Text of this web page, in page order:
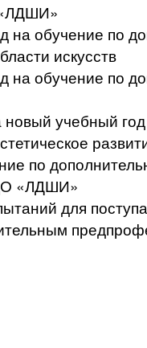
на обучение по
искусств
на обучение по
новый учебный
по
«ЛДШИ»
для